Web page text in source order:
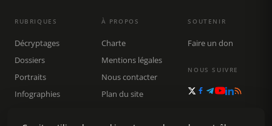
RUBRIQUES
Décryptages
Dossiers
Portraits
Infographies
À PROPOS
Charte
Mentions légales
Nous contacter
Plan du site
SOUTENIR
Faire un don
NOUS SUIVRE